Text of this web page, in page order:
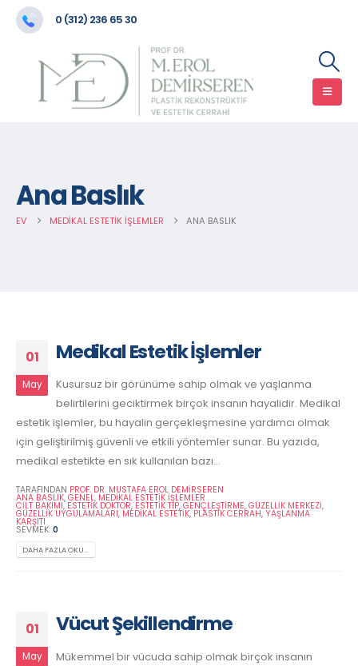
0 (312) 236 65 30
Ana Baslık
EV MEDIKAL ESTETIK İŞLEMLER ANA BASLIK
01
May
Medikal Estetik İşlemler
Kusursuz bir görünüme sahip olmak ve yaşlanma
belirtilerini geciktirmek birçok insanın hayalidir. Medikal
estetik işlemler, bu hayalin gerçekleşmesine yardımcı olmak
için geliştirilmiş güvenli ve etkili yöntemler sunar. Bu yazıda,
medikal estetikte en sık kullanılan bazı...
TARAFINDAN PROF. DR. MUSTAFA EROL DEMİRSEREN
ANA BASLIK, GENEL, MEDIKAL ESTETIK İŞLEMLER
CILT BAKIMI, ESTETIK DOKTOR, ESTETIK TIP, GENÇLEŞTIRME, GÜZELLIK MERKEZI,
GÜZELLIK UYGULAMALARI, MEDIKAL ESTETIK, PLASTIK CERRAH, YAŞLANMA
KARŞITI
SEVMEK: 0
DAHA FAZLA OKU...
01
May
Vücut Şekillendirme
Mükemmel bir vücuda sahip olmak birçok insanın